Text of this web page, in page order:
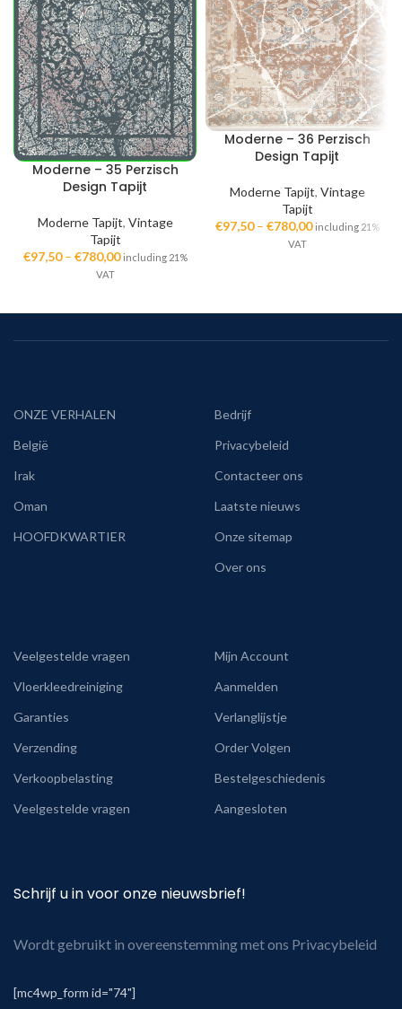
Moderne – 35 Perzisch
Design Tapijt
Moderne Tapijt, Vintage
Tapijt
€97,50– €780,00 including 21%
VAT
Moderne – 36 Perzisch
Design Tapijt
Moderne Tapijt, Vintage
Tapijt
€97,50– €780,00 including 21%
VAT
ONZE VERHALEN
België
Irak
Oman
HOOFDKWARTIER
Bedrijf
Privacybeleid
Contacteer ons
Laatste nieuws
Onze sitemap
Over ons
Veelgestelde vragen
Vloerkleedreiniging
Garanties
Verzending
Verkoopbelasting
Veelgestelde vragen
Mijn Account
Aanmelden
Verlanglijstje
Order Volgen
Bestelgeschiedenis
Aangesloten
Schrijf u in voor onze nieuwsbrief!
Wordt gebruikt in overeenstemming met ons Privacybeleid
[mc4wp_form id="74"]